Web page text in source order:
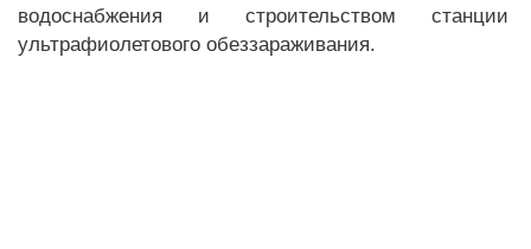
водоснабжения и строительством станции
ультрафиолетового обеззараживания.